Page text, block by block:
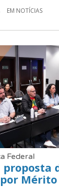
EM NOTÍCIAS
Federal
proposta
Mérito